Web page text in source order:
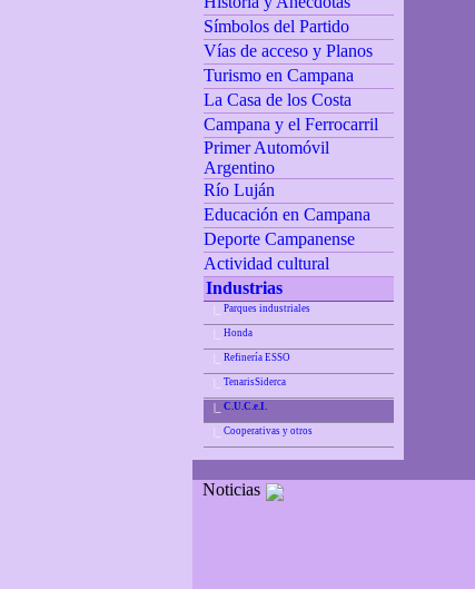
Símbolos del Partido
Vías de acceso y Planos
Turismo en Campana
La Casa de los Costa
Campana y el Ferrocarril
Primer Automóvil
Argentino
Río Luján
Educación en Campana
Deporte Campanense
Actividad cultural
Industrias
Parques industriales
Honda
Refinería ESSO
TenarisSiderca
C.U.C.e.I.
Cooperativas y otros
Noticias